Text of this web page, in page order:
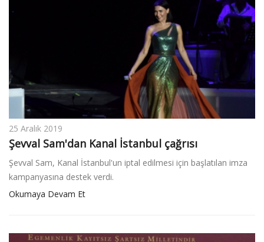
25 Aralık 2019
Şevval Sam'dan Kanal İstanbul çağrısı
Şevval Sam, Kanal İstanbul'un iptal edilmesi için başlatılan imza
kampanyasına destek verdi.
Okumaya Devam Et